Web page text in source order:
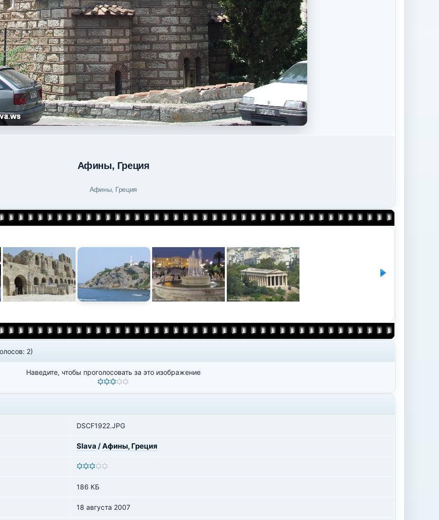
Афины, Греция
Афины, Греция
2)
Наведите, чтобы проголосовать за это изображение
DSCF1922.JPG
Slava /Афины, Греция
186 КБ
18 августа 2007